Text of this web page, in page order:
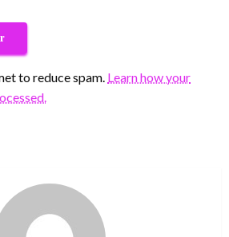
to reduce spam. Learn how your